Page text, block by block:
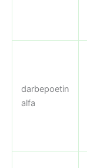
darbepoetin
alfa